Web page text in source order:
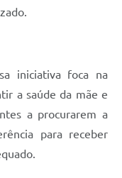
iniciativa foca na
a saúde da mãe e
a procurarem a
para receber